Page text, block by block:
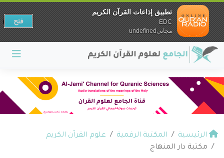
الرئيسية المكتبة الرقمية
علوم القرآن الكريم
مكتبة دار المنهاج
تطبيق إذاعات القرآن الكريم
EDC
مجانيundefined
فتح